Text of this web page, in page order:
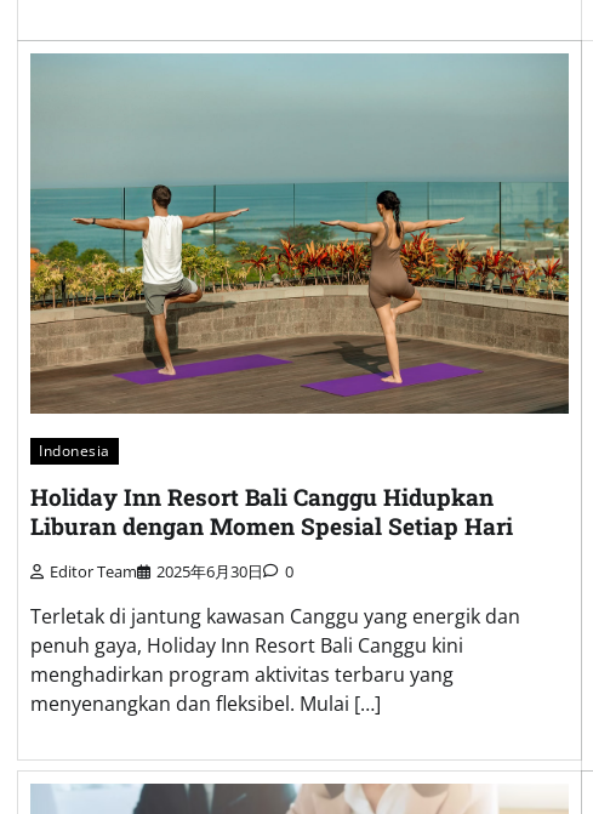
Indonesia
Holiday Inn Resort Bali Canggu Hidupkan
Liburan dengan Momen Spesial Setiap Hari
Editor Team 2025年6月30日 0
Terletak di jantung kawasan Canggu yang energik dan
penuh gaya, Holiday Inn Resort Bali Canggu kini
menghadirkan program aktivitas terbaru yang
menyenangkan dan fleksibel. Mulai […]